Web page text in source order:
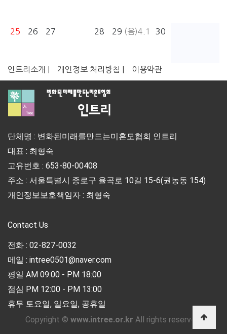
25 26 27 28 29 (음)4.1 30
인트리소개 | 개인정보 처리방침 | 이용약관
단체명 : 변화된미래를만드는미혼모협회 인트리
대표 : 최형숙
고유번호 : 653-80-00408
주소 : 서울특별시 종로구 율곡로 10길 15-6(권농동 154)
개인정보보호책임자 : 최형숙
Contact Us
전화 : 02-827-0032
메일 : intree0501@naver.com
평일 AM 09:00 - PM 18:00
점심 PM 12:00 - PM 13:00
휴무 토요일, 일요일, 공휴일
Copyright © www.intree.or.kr All rights reserved.